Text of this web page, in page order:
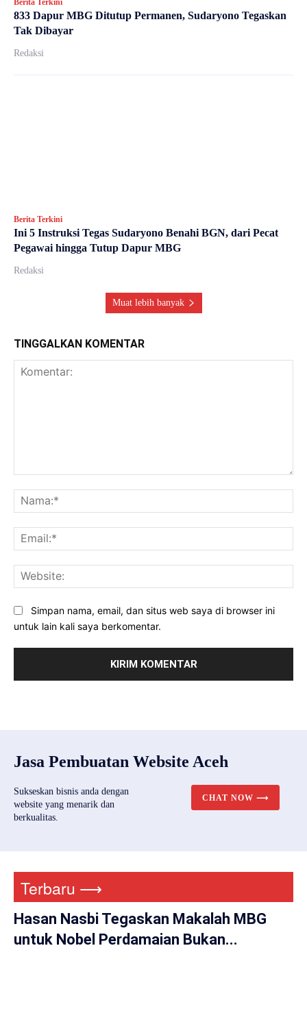
833 Dapur MBG Ditutup Permanen, Sudaryono Tegaskan
Tak Dibayar
Redaksi
Berita Terkini
Ini 5 Instruksi Tegas Sudaryono Benahi BGN, dari Pecat
Pegawai hingga Tutup Dapur MBG
Redaksi
Muat lebih banyak
TINGGALKAN KOMENTAR
Simpan nama, email, dan situs web saya di browser ini
untuk lain kali saya berkomentar.
Jasa Pembuatan Website Aceh
Sukseskan bisnis anda dengan
website yang menarik dan
berkualitas.
CHAT NOW ⟶
Terbaru ⟶
Hasan Nasbi Tegaskan Makalah MBG
untuk Nobel Perdamaian Bukan...